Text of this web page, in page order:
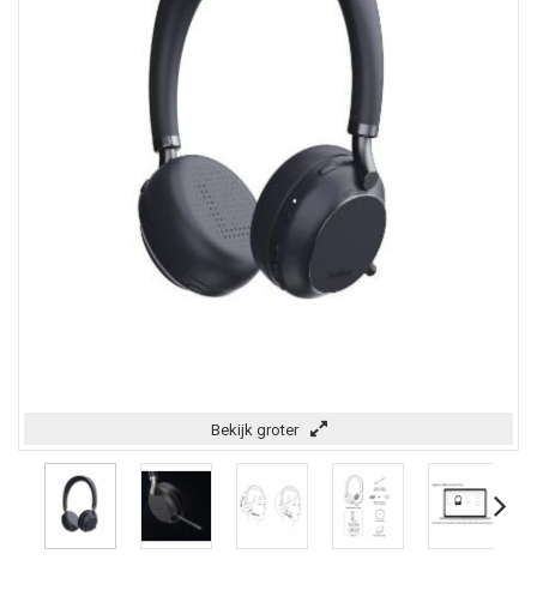
Bekijk groter